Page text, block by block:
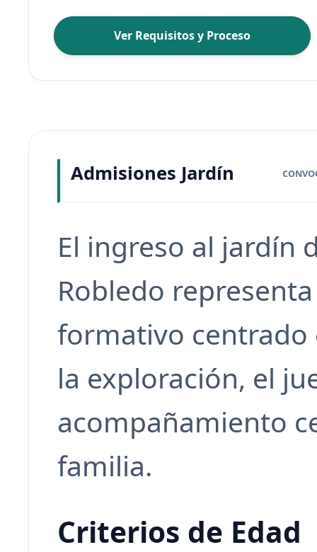
Ver Requisitos y Proceso
Admisiones Jardín
El ingreso al jardín
Robledo
formativo centrado
la exploración, el
acompañamiento
familia.
Criterios de Edad